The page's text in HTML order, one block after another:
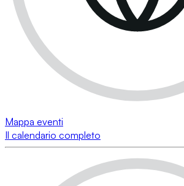
Mappa eventi
Il calendario completo